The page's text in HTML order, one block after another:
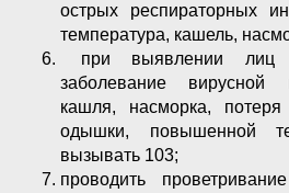
острых респираторных
температура, кашель,
при выявлении лиц
заболевание вирусной
кашля, насморка,
одышки, повышенной
вызывать 103;
проводить